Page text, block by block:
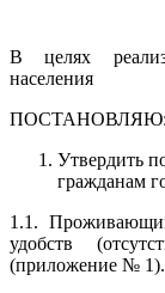
В целях
населения
ПОСТАНОВЛЯЮ:
Утвердить
гражданам
1.1.
удобств
(приложение № 1).